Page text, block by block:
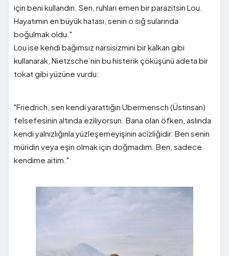
için beni kullandın. Sen, ruhları emen bir parazitsin Lou.
Hayatımın en büyük hatası, senin o sığ sularında
boğulmak oldu."
Lou ise kendi bağımsız narsisizmini bir kalkan gibi
kullanarak, Nietzsche’nin bu histerik çöküşünü adeta bir
tokat gibi yüzüne vurdu:
"Friedrich, sen kendi yarattığın Ubermensch (Üstinsan)
felsefesinin altında eziliyorsun. Bana olan öfken, aslında
kendi yalnızlığınla yüzleşemeyişinin acizliğidir. Ben senin
müridin veya eşin olmak için doğmadım. Ben, sadece
kendime aitim."